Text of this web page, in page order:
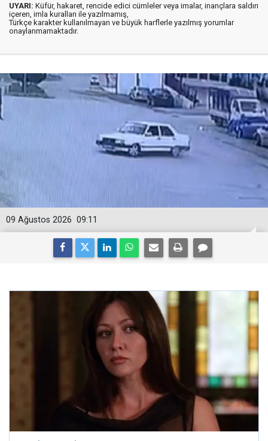
UYARI: Küfür, hakaret, rencide edici cümleler veya imalar, inançlara saldırı
içeren, imla kuralları ile yazılmamış,
Türkçe karakter kullanılmayan ve büyük harflerle yazılmış yorumlar
onaylanmamaktadır.
09:11
09 Ağustos 2026